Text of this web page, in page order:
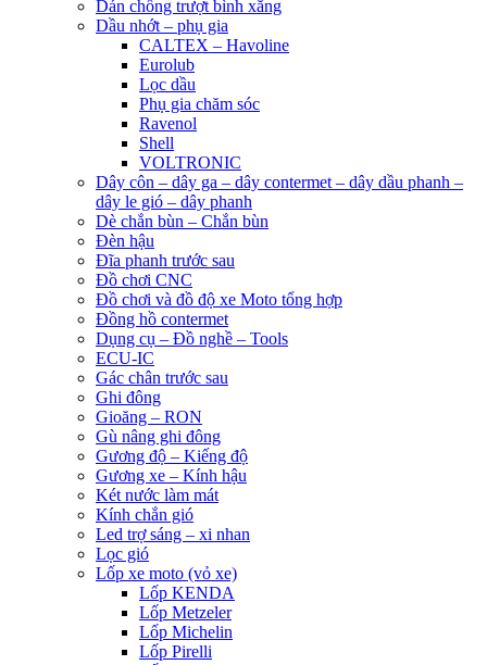
Dán chống trượt bình xăng
Dầu nhớt – phụ gia
CALTEX – Havoline
Eurolub
Lọc dầu
Phụ gia chăm sóc
Ravenol
Shell
VOLTRONIC
Dây côn – dây ga – dây contermet – dây dầu phanh –
dây le gió – dây phanh
Dè chắn bùn – Chắn bùn
Đèn hậu
Đĩa phanh trước sau
Đồ chơi CNC
Đồ chơi và đồ độ xe Moto tổng hợp
Đồng hồ contermet
Dụng cụ – Đồ nghề – Tools
ECU-IC
Gác chân trước sau
Ghi đông
Gioăng – RON
Gù nâng ghi đông
Gương độ – Kiếng độ
Gương xe – Kính hậu
Két nước làm mát
Kính chắn gió
Led trợ sáng – xi nhan
Lọc gió
Lốp xe moto (vỏ xe)
Lốp KENDA
Lốp Metzeler
Lốp Michelin
Lốp Pirelli